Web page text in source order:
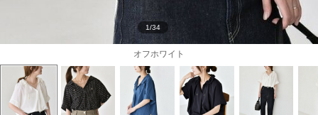
オフホワイト
1/34